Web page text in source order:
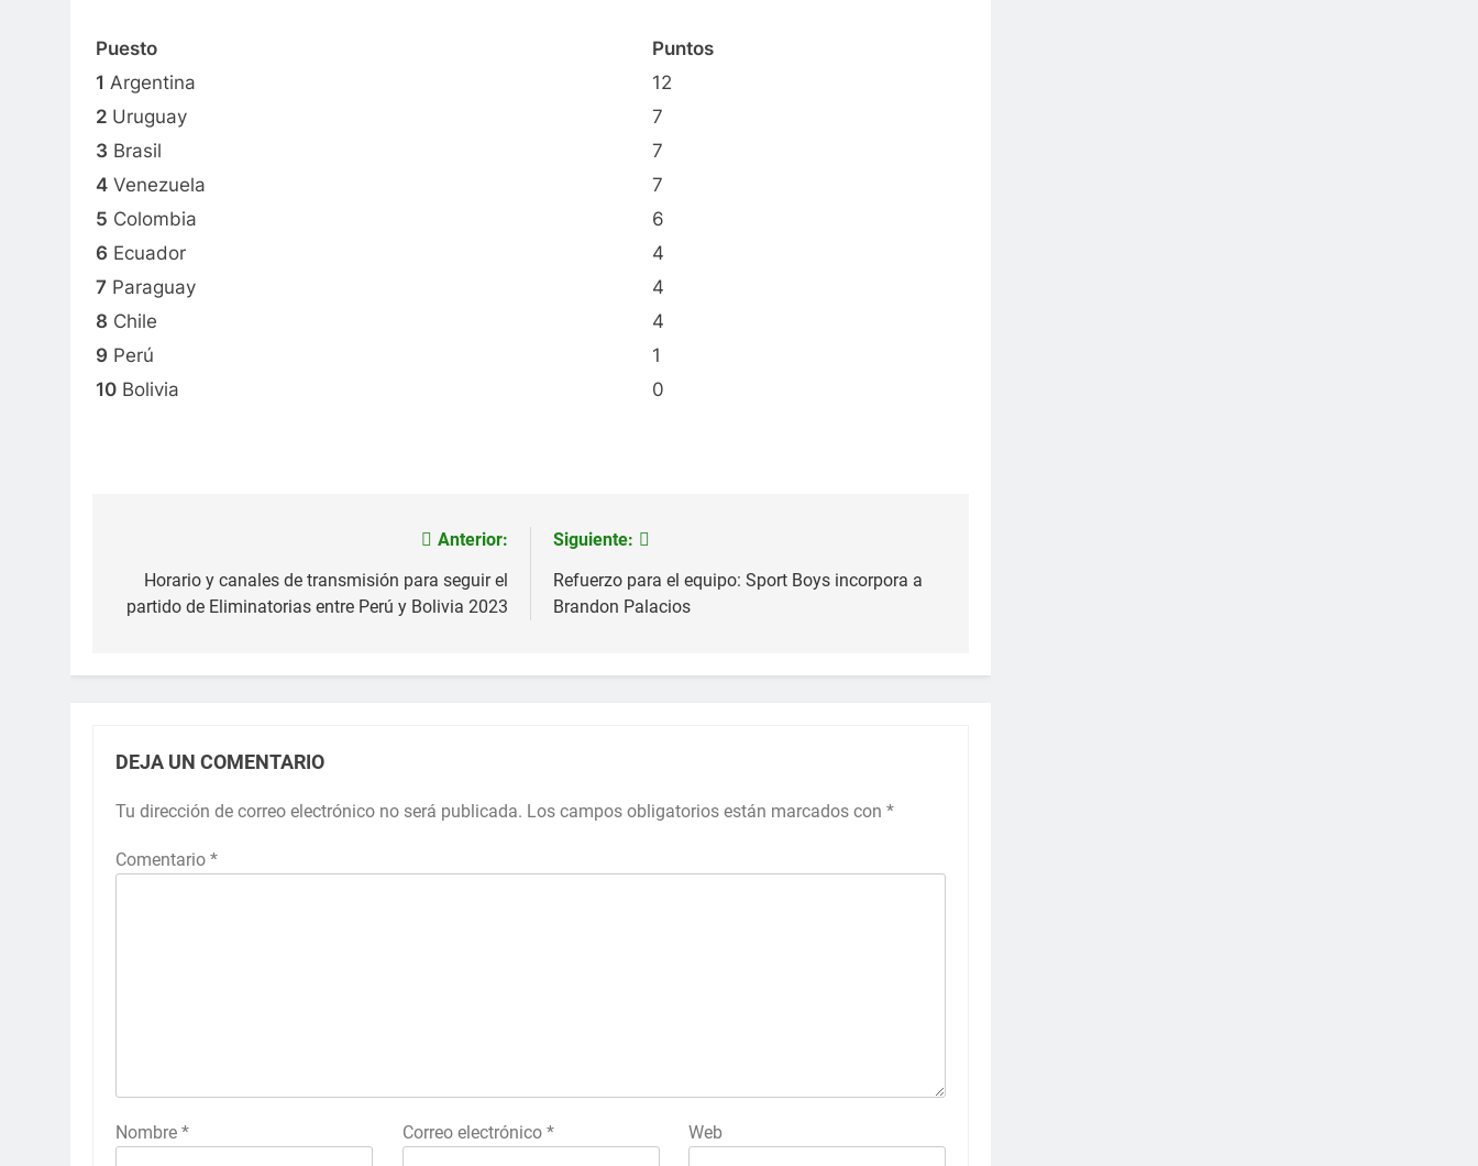
Puesto
Puntos
1 Argentina
12
2 Uruguay
7
3 Brasil
7
4 Venezuela
7
5 Colombia
6
6 Ecuador
4
7 Paraguay
4
8 Chile
4
9 Perú
1
10 Bolivia 0
entradas
Anterior:
Horario y canales de transmisión para seguir el
partido de Eliminatorias entre Perú y Bolivia 2023
Siguiente:
Refuerzo para el equipo: Sport Boys incorpora a
Brandon Palacios
DEJA UN COMENTARIO
Tu dirección de correo electrónico no será publicada. Los campos obligatorios están marcados con *
Comentario *
Nombre * Correo electrónico * Web